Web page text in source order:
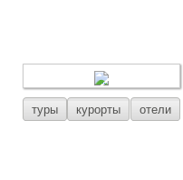
туры курорты отели